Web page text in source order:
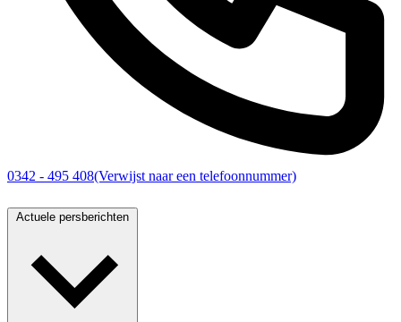
0342 - 495 408(Verwijst naar een telefoonnummer)
Actuele persberichten